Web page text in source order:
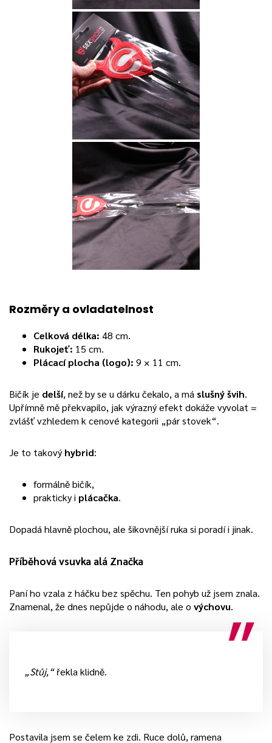
Rozměry a ovladatelnost
Celková délka: 48 cm.
Rukojeť: 15 cm.
Plácací plocha (logo): 9 × 11 cm.
Bičík je delší, než by se u dárku čekalo, a má slušný švih.
Upřímně mě překvapilo, jak výrazný efekt dokáže vyvolat =
zvlášť vzhledem k cenové kategorii „pár stovek“.
Je to takový hybrid:
formálně bičík,
prakticky i plácačka.
Dopadá hlavně plochou, ale šikovnější ruka si poradí i jinak.
Příběhová vsuvka alá Značka
Paní ho vzala z háčku bez spěchu. Ten pohyb už jsem znala.
Znamenal, že dnes nepůjde o náhodu, ale o výchovu.
„Stůj,“řekla klidně.
Postavila jsem se čelem ke zdi. Ruce dolů, ramena